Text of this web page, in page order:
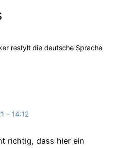
restylt die deutsche Sprache
– 14:12
richtig, dass hier ein